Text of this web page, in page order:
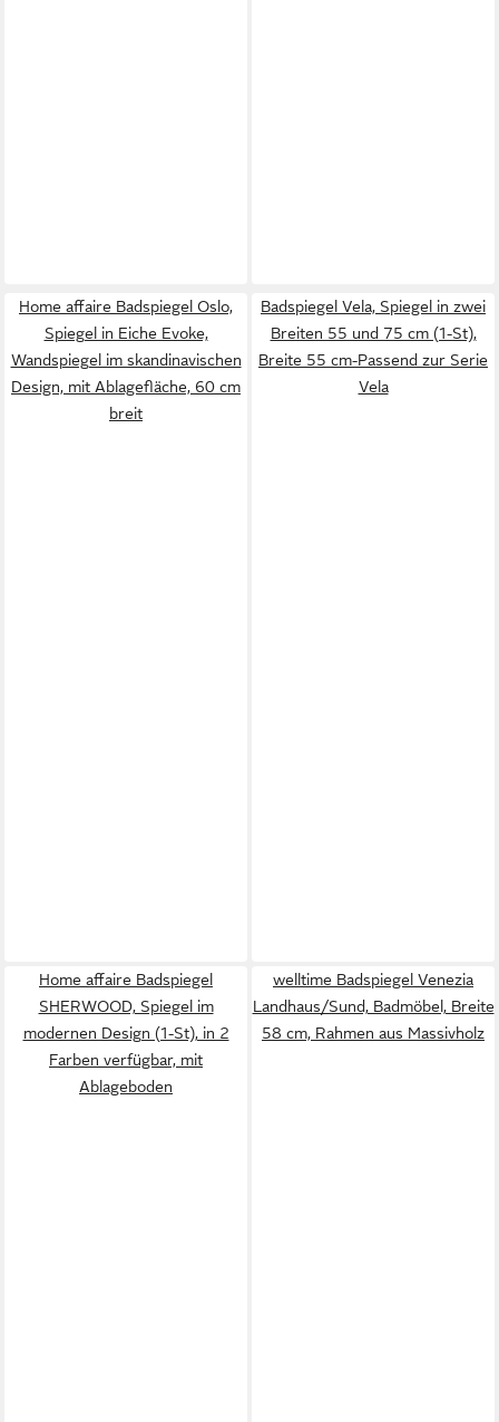
Home affaire Badspiegel Oslo,
Spiegel in Eiche Evoke,
Wandspiegel im skandinavischen
Design, mit Ablagefläche, 60 cm
breit
Badspiegel Vela, Spiegel in zwei
Breiten 55 und 75 cm (1-St),
Breite 55 cm-Passend zur Serie
Vela
Home affaire Badspiegel
SHERWOOD, Spiegel im
modernen Design (1-St), in 2
Farben verfügbar, mit
Ablageboden
welltime Badspiegel Venezia
Landhaus/Sund, Badmöbel, Breite
58 cm, Rahmen aus Massivholz